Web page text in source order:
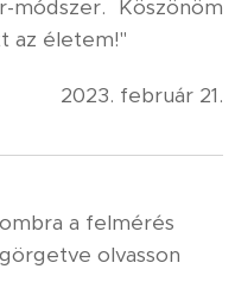
Köszönöm
az életem!"
2023. február 21.
a felmérés
olvasson